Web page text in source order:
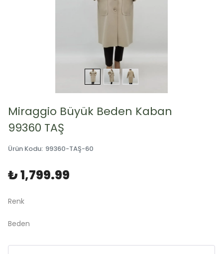
Miraggio Büyük Beden Kaban
99360 TAŞ
Ürün Kodu: 99360-TAŞ-60
₺ 1,799.99
Renk
Beden